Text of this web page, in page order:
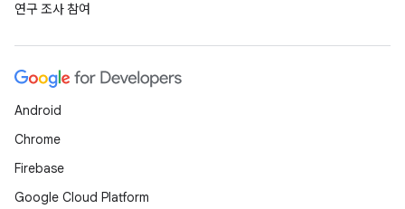
연구 조사 참여
Android
Chrome
Firebase
Google Cloud Platform